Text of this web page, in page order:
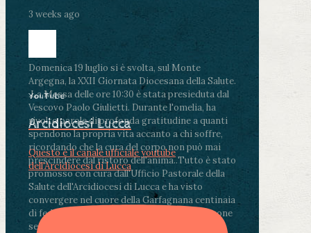
3 weeks ago
Domenica 19 luglio si è svolta, sul Monte
Argegna, la XXII Giornata Diocesana della Salute.
.La Messa delle ore 10:30 è stata presieduta dal
Vescovo Paolo Giulietti. Durante l'omelia, ha
rivolto parole di profonda gratitudine a quanti
spendono la propria vita accanto a chi soffre,
ricordando che la cura del corpo non può mai
prescindere dal ristoro dell'anima..Tutto è stato
promosso con cura dall'Ufficio Pastorale della
Salute dell'Arcidiocesi di Lucca e ha visto
convergere nel cuore della Garfagnana centinaia
di fedeli, operatori sanitari, volontari e persone
segnate dalla malattia.
YouTube
Arcidiocesi Lucca
Questo è il canale ufficiale youtube
dell'Arcidiocesi di Lucca